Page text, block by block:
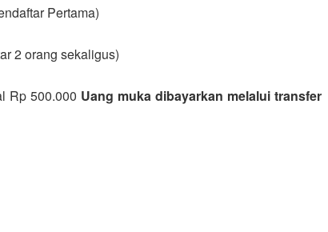
Pertama)
2 orang sekaligus)
Rp 500.000 Uang muka dibayarkan melalui transfer